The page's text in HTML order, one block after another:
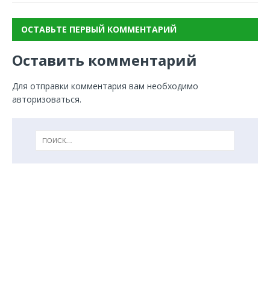
ОСТАВЬТЕ ПЕРВЫЙ КОММЕНТАРИЙ
Оставить комментарий
Для отправки комментария вам необходимо
авторизоваться.